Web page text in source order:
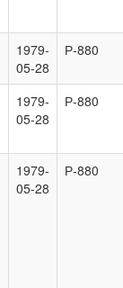
1979-
05-28
Р-880
1979-
05-28
Р-880
1979-
05-28
Р-880